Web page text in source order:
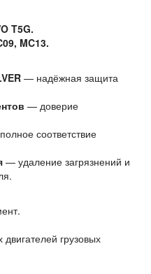
T5G.
MC13.
— надёжная защита
— доверие
соответствие
— удаление загрязнений и
грузовых